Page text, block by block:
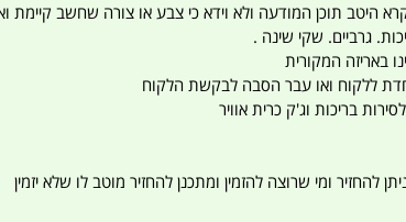
קרא היטב תוכן המודעה ולא וידא כי צבע או צורה שחשב
גרביים. שקי שינה .
באריזה המקורית
ללקוח ואו עבר הסבה לבקשת הלקוח
בריכות וג'ק כרית אוויר
להחזיר ומי שרוצה להזמין ומתכנן להחזיר מוטב לו שלא יזמין